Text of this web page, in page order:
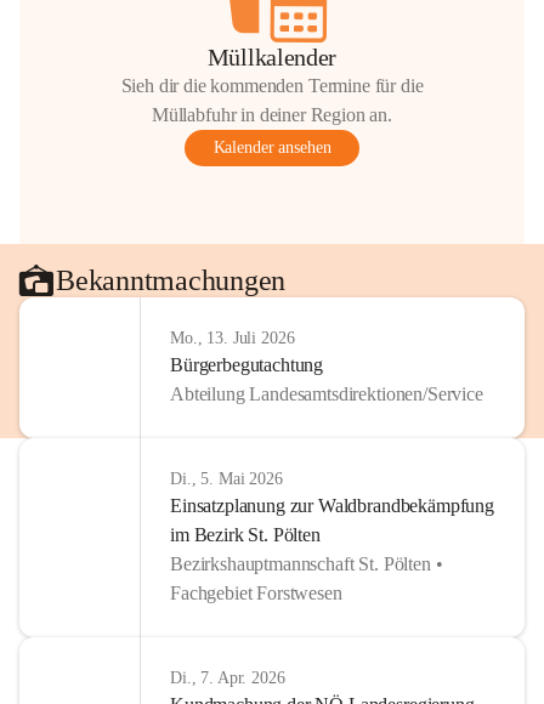
Müllkalender
Sieh dir die kommenden Termine für die
Müllabfuhr in deiner Region an.
Kalender ansehen
Bekanntmachungen
Mo., 13. Juli 2026
Bürgerbegutachtung
Abteilung Landesamtsdirektionen/Service
Di., 5. Mai 2026
Einsatzplanung zur Waldbrandbekämpfung
im Bezirk St. Pölten
Bezirkshauptmannschaft St. Pölten •
Fachgebiet Forstwesen
Di., 7. Apr. 2026